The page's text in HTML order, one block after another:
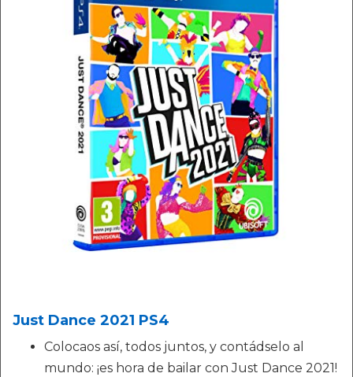
Just Dance 2021 PS4
Colocaos así, todos juntos, y contádselo al
mundo: ¡es hora de bailar con Just Dance 2021!